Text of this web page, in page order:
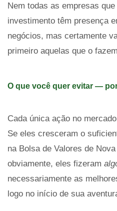
Nem todas as empresas
investimento têm presença
negócios, mas certamente
primeiro aquelas que o
O que você quer evitar —
Cada única ação no
Se eles cresceram o
na Bolsa de Valores de
obviamente, eles fizeram
necessariamente as
logo no início de sua